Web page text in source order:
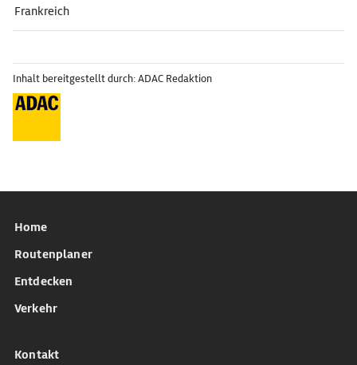
Frankreich
Inhalt bereitgestellt durch: ADAC Redaktion
Home
Routenplaner
Entdecken
Verkehr
Kontakt